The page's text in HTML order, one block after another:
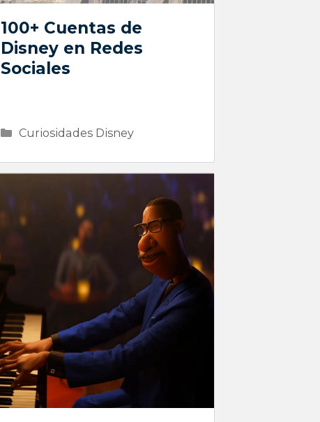
100+ Cuentas de
Disney en Redes
Sociales
Categorías
Curiosidades Disney